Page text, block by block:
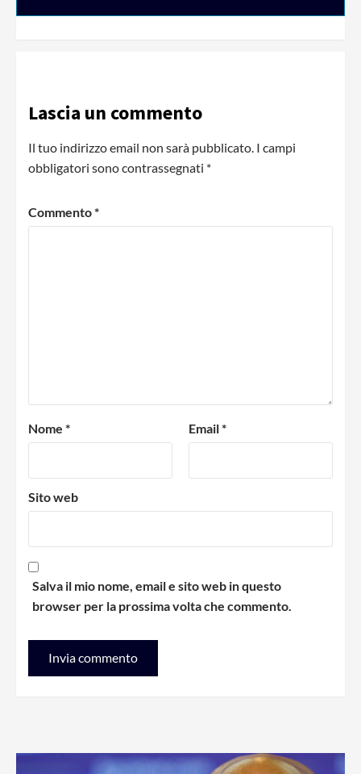
Lascia un commento
Il tuo indirizzo email non sarà pubblicato. I campi
obbligatori sono contrassegnati *
Commento*
Nome * Email*
Sito web
Salva il mio nome, email e sito web in questo
browser per la prossima volta che commento.